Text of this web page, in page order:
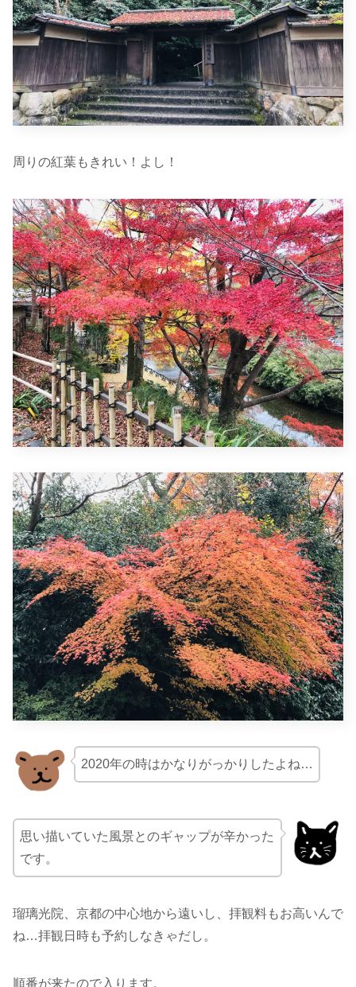
周りの紅葉もきれい！よし！
2020年の時はかなりがっかりしたよね…
思い描いていた風景とのギャップが辛かった
です。
瑠璃光院、京都の中心地から遠いし、拝観料もお高いんで
ね…拝観日時も予約しなきゃだし。
順番が来たので入ります。